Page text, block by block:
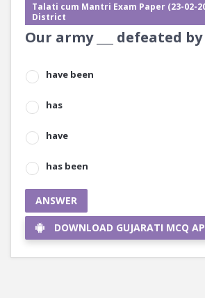
Talati cum Mantri Exam Paper (23-02-
District
Our army ___ defeated
have been
has
have
has been
ANSWER
DOWNLOAD GUJARATI MCQ